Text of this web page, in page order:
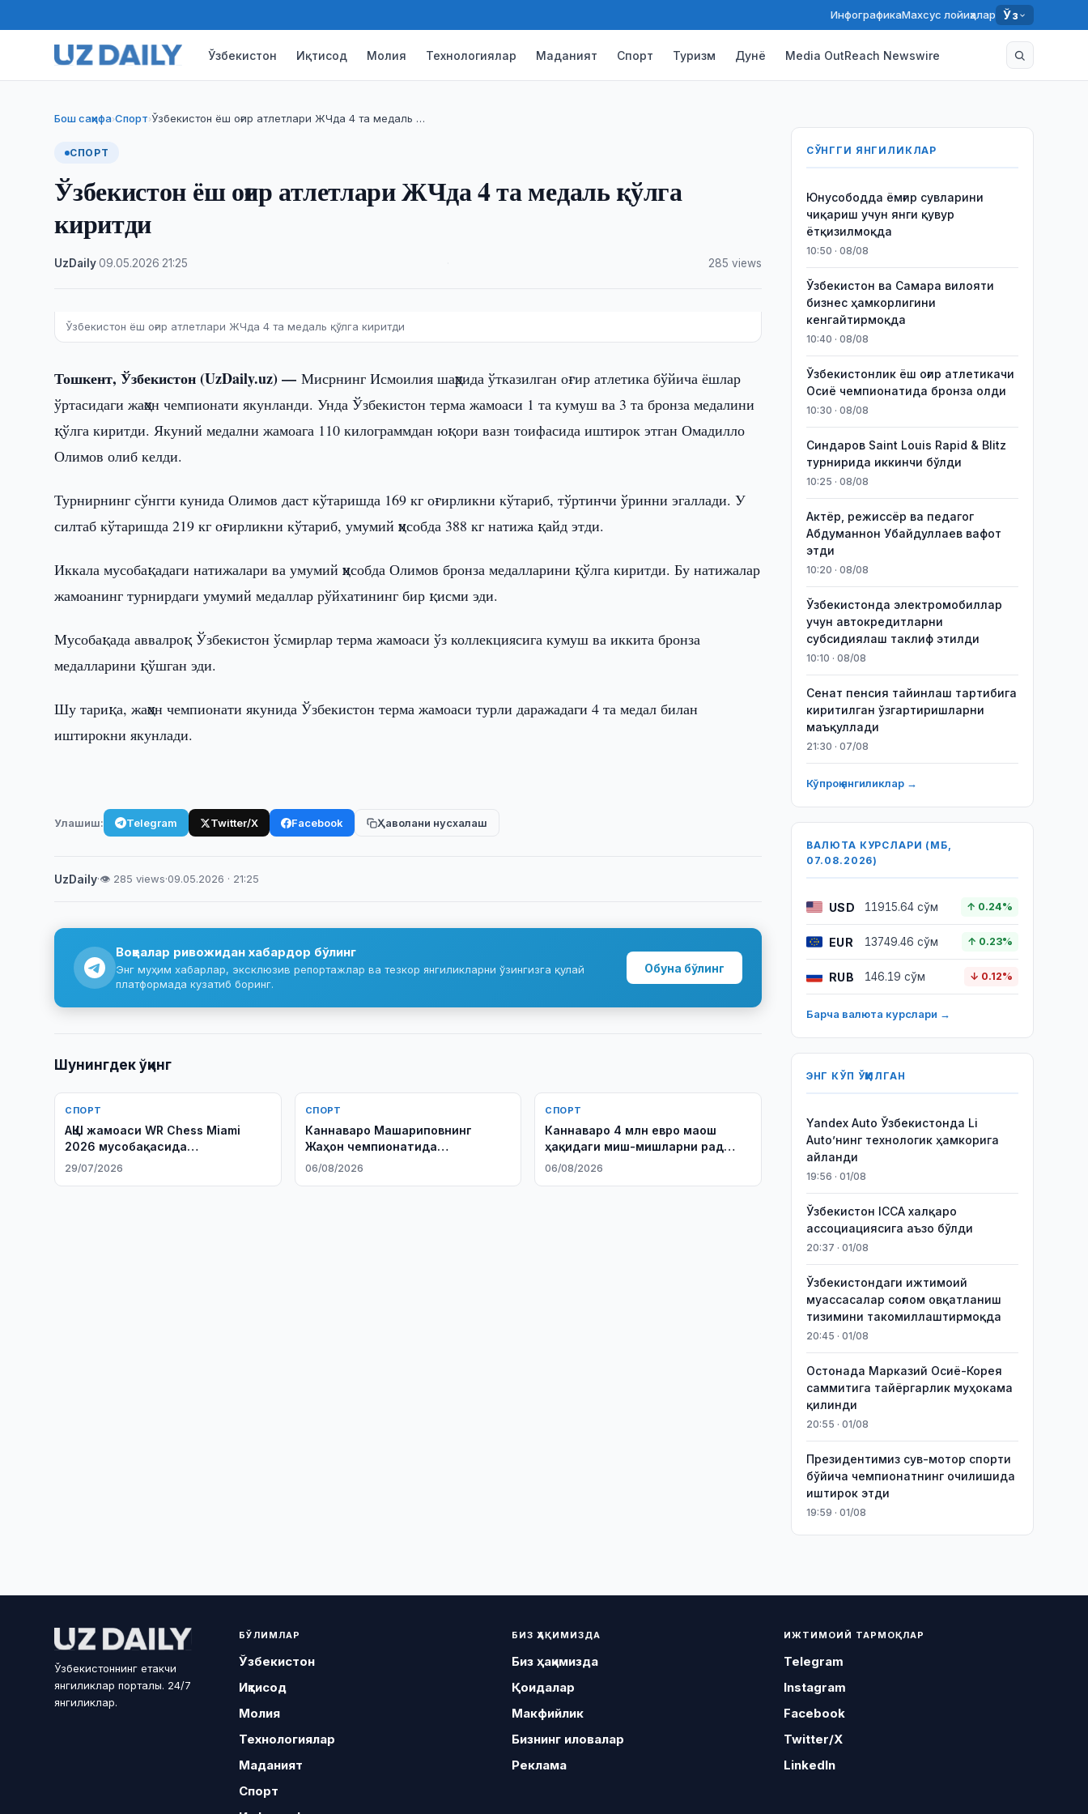
ИнфографикаМахсус лойиҳалар Ўз
Ўзбекистон Иқтисод Молия Технологиялар Маданият Спорт Туризм Дунё Media OutReach Newswire
Бош саҳифа›Спорт›Ўзбекистон ёш оғир атлетлари ЖЧда 4 та медаль …
СПОРТ
Ўзбекистон ёш оғир атлетлари ЖЧда 4 та медаль қўлга
киритди
UzDaily·09.05.2026 21:25 285 views
Ўзбекистон ёш оғир атлетлари ЖЧда 4 та медаль қўлга киритди
Тошкент, Ўзбекистон (UzDaily.uz) —Мисрнинг Исмоилия шаҳрида ўтказилган оғир атлетика бўйича ёшлар
ўртасидаги жаҳон чемпионати якунланди. Унда Ўзбекистон терма жамоаси 1 та кумуш ва 3 та бронза медалини
қўлга киритди. Якуний медални жамоага 110 килограммдан юқори вазн тоифасида иштирок этган Омадилло
Олимов олиб келди.
Турнирнинг сўнгги кунида Олимов даст кўтаришда 169 кг оғирликни кўтариб, тўртинчи ўринни эгаллади. У
силтаб кўтаришда 219 кг оғирликни кўтариб, умумий ҳисобда 388 кг натижа қайд этди.
Иккала мусобақадаги натижалари ва умумий ҳисобда Олимов бронза медалларини қўлга киритди. Бу натижалар
жамоанинг турнирдаги умумий медаллар рўйхатининг бир қисми эди.
Мусобақада аввалроқ Ўзбекистон ўсмирлар терма жамоаси ўз коллекциясига кумуш ва иккита бронза
медалларини қўшган эди.
Шу тариқа, жаҳон чемпионати якунида Ўзбекистон терма жамоаси турли даражадаги 4 та медал билан
иштирокни якунлади.
Улашиш: Telegram Twitter/X Facebook Ҳаволани нусхалаш
UzDaily·👁 285 views·09.05.2026 · 21:25
Воқеалар ривожидан хабардор бўлинг
Энг муҳим хабарлар, эксклюзив репортажлар ва тезкор янгиликларни ўзингизга қулай
платформада кузатиб боринг.
Обуна бўлинг
Шунингдек ўқинг
СПОРТ
АҚШ жамоаси WR Chess Miami
2026 мусобақасида
Ўзбекистонни мағлуб этди
29/07/2026
СПОРТ
Каннаваро Машариповнинг
Жаҳон чемпионатида
қатнашмагани сабабини
06/08/2026
СПОРТ
Каннаваро 4 млн евро маош
ҳақидаги миш-мишларни рад
этди
06/08/2026
СЎНГГИ ЯНГИЛИКЛАР
Юнусободда ёмғир сувларини
чиқариш учун янги қувур
ётқизилмоқда
10:50 · 08/08
Ўзбекистон ва Самара вилояти
бизнес ҳамкорлигини
кенгайтирмоқда
10:40 · 08/08
Ўзбекистонлик ёш оғир атлетикачи
Осиё чемпионатида бронза олди
10:30 · 08/08
Синдаров Saint Louis Rapid & Blitz
турнирида иккинчи бўлди
10:25 · 08/08
Актёр, режиссёр ва педагог
Абдуманнон Убайдуллаев вафот
этди
10:20 · 08/08
Ўзбекистонда электромобиллар
учун автокредитларни
субсидиялаш таклиф этилди
10:10 · 08/08
Сенат пенсия тайинлаш тартибига
киритилган ўзгартиришларни
маъқуллади
21:30 · 07/08
Кўпроқ янгиликлар →
ВАЛЮТА КУРСЛАРИ (МБ,
07.08.2026)
USD 11915.64 сўм ↑ 0.24%
EUR 13749.46 сўм ↑ 0.23%
RUB 146.19 сўм ↓ 0.12%
Барча валюта курслари →
ЭНГ КЎП ЎҚИЛГАН
Yandex Auto Ўзбекистонда Li
Auto’нинг технологик ҳамкорига
айланди
19:56 · 01/08
Ўзбекистон ICCA халқаро
ассоциациясига аъзо бўлди
20:37 · 01/08
Ўзбекистондаги ижтимоий
муассасалар соғлом овқатланиш
тизимини такомиллаштирмоқда
20:45 · 01/08
Остонада Марказий Осиё-Корея
саммитига тайёргарлик муҳокама
қилинди
20:55 · 01/08
Президентимиз сув-мотор спорти
бўйича чемпионатнинг очилишида
иштирок этди
19:59 · 01/08
Ўзбекистоннинг етакчи
янгиликлар порталы. 24/7
янгиликлар.
БЎЛИМЛАР
Ўзбекистон
Иқтисод
Молия
Технологиялар
Маданият
Спорт
БИЗ ҲАҚИМИЗДА
Биз ҳақимизда
Қоидалар
Макфийлик
Бизнинг иловалар
Реклама
ИЖТИМОИЙ ТАРМОҚЛАР
Telegram
Instagram
Facebook
Twitter/X
LinkedIn